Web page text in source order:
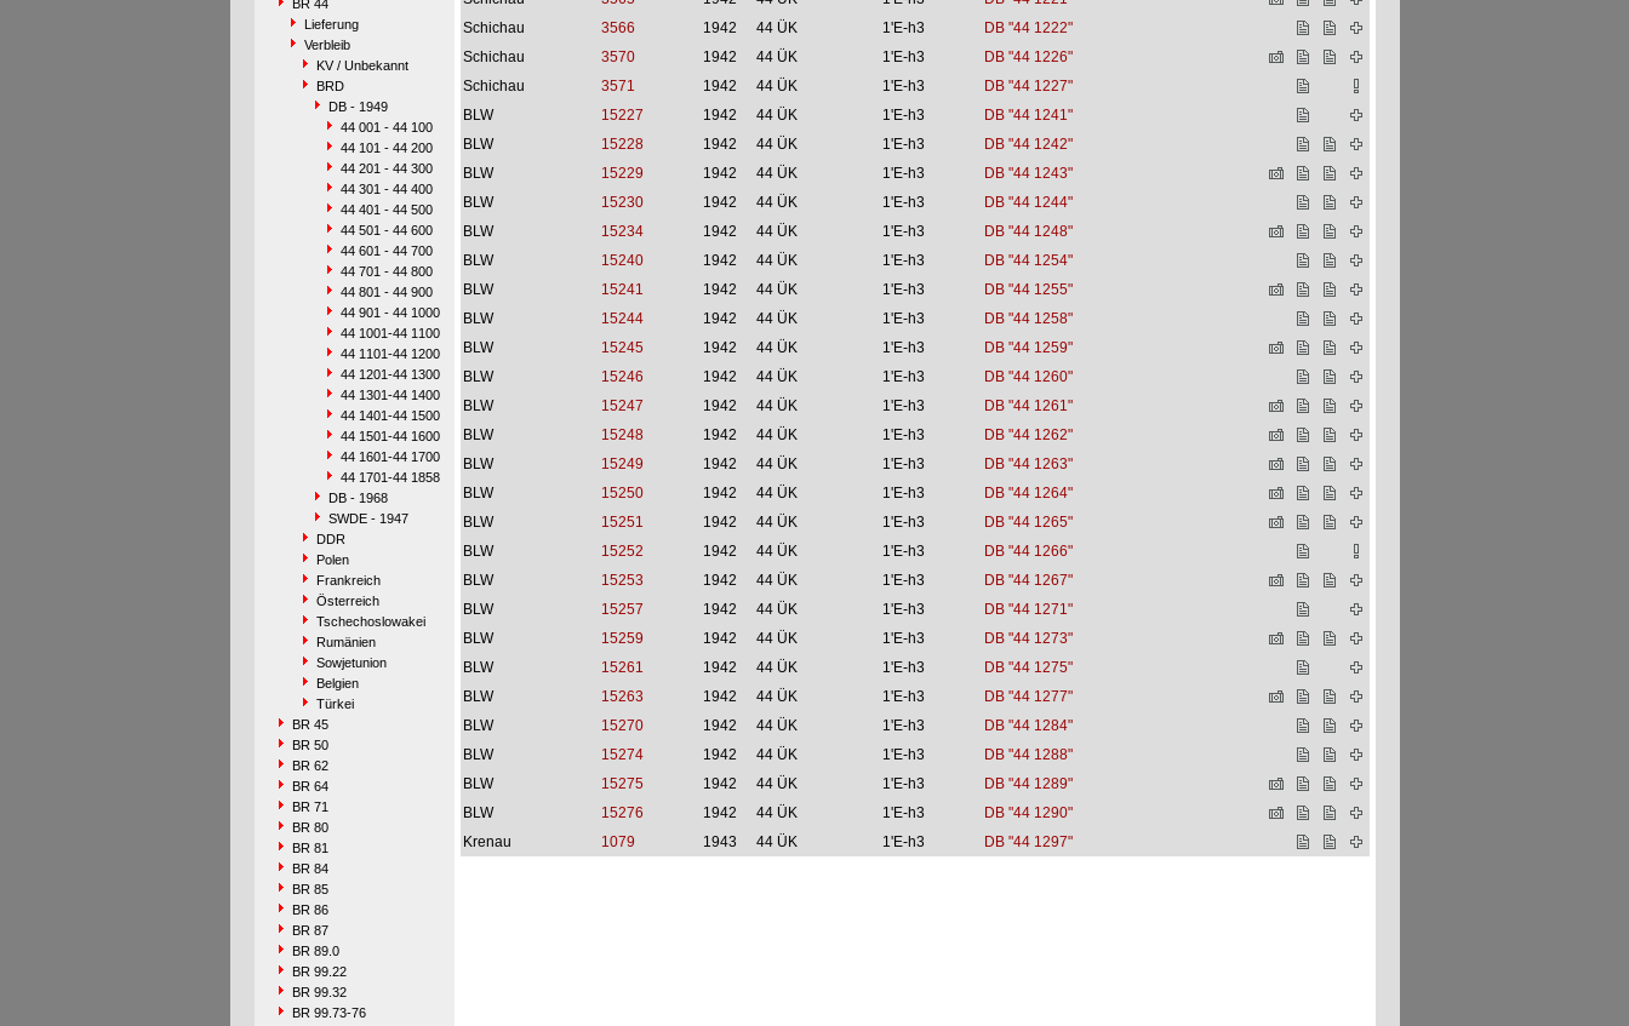
BR 44
Lieferung
Verbleib
KV / Unbekannt
BRD
DB - 1949
44 001 - 44 100
44 101 - 44 200
44 201 - 44 300
44 301 - 44 400
44 401 - 44 500
44 501 - 44 600
44 601 - 44 700
44 701 - 44 800
44 801 - 44 900
44 901 - 44 1000
44 1001-44 1100
44 1101-44 1200
44 1201-44 1300
44 1301-44 1400
44 1401-44 1500
44 1501-44 1600
44 1601-44 1700
44 1701-44 1858
DB - 1968
SWDE - 1947
DDR
Polen
Frankreich
Österreich
Tschechoslowakei
Rumänien
Sowjetunion
Belgien
Türkei
BR 45
BR 50
BR 62
BR 64
BR 71
BR 80
BR 81
BR 84
BR 85
BR 86
BR 87
BR 89.0
BR 99.22
BR 99.32
BR 99.73-76
Schichau
3566 1942 44 ÜK 1'E-h3
DB "44 1222"
Schichau
3570 1942 44 ÜK 1'E-h3
DB "44 1226"
Schichau
3571 1942 44 ÜK 1'E-h3
DB "44 1227"
BLW
15227 1942 44 ÜK 1'E-h3
DB "44 1241"
BLW
15228 1942 44 ÜK 1'E-h3
DB "44 1242"
BLW
15229 1942 44 ÜK 1'E-h3
DB "44 1243"
BLW
15230 1942 44 ÜK 1'E-h3
DB "44 1244"
BLW
15234 1942 44 ÜK 1'E-h3
DB "44 1248"
BLW
15240 1942 44 ÜK 1'E-h3
DB "44 1254"
BLW
15241 1942 44 ÜK 1'E-h3
DB "44 1255"
BLW
15244 1942 44 ÜK 1'E-h3
DB "44 1258"
BLW
15245 1942 44 ÜK 1'E-h3
DB "44 1259"
BLW
15246 1942 44 ÜK 1'E-h3
DB "44 1260"
BLW
15247 1942 44 ÜK 1'E-h3
DB "44 1261"
BLW
15248 1942 44 ÜK 1'E-h3
DB "44 1262"
BLW
15249 1942 44 ÜK 1'E-h3
DB "44 1263"
BLW
15250 1942 44 ÜK 1'E-h3
DB "44 1264"
BLW
15251 1942 44 ÜK 1'E-h3
DB "44 1265"
BLW
15252 1942 44 ÜK 1'E-h3
DB "44 1266"
BLW
15253 1942 44 ÜK 1'E-h3
DB "44 1267"
BLW
15257 1942 44 ÜK 1'E-h3
DB "44 1271"
BLW
15259 1942 44 ÜK 1'E-h3
DB "44 1273"
BLW
15261 1942 44 ÜK 1'E-h3
DB "44 1275"
BLW
15263 1942 44 ÜK 1'E-h3
DB "44 1277"
BLW
15270 1942 44 ÜK 1'E-h3
DB "44 1284"
BLW
15274 1942 44 ÜK 1'E-h3
DB "44 1288"
BLW
15275 1942 44 ÜK 1'E-h3
DB "44 1289"
BLW
15276 1942 44 ÜK 1'E-h3
DB "44 1290"
Krenau
1079 1943 44 ÜK 1'E-h3 DB "44 1297"